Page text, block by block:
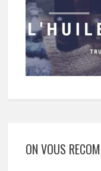
ON VOUS